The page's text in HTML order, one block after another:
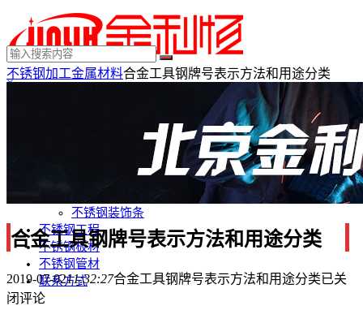
×
不锈钢装饰条
不锈钢工程
不锈钢板材
不锈钢管材
联系方式
不锈钢加工金属材料合金工具钢牌号表示方法和用途分类
合金工具钢牌号表示方法和用途分类
2019-07-0211:32:27合金工具钢牌号表示方法和用途分类已关
闭评论